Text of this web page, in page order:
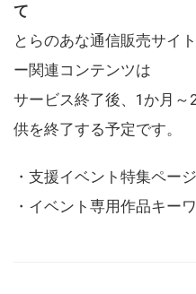
て
とらのあな通信販売サイ
ー関連コンテンツは
サービス終了後、1か月
供を終了する予定です。
・支援イベント特集ページ
・イベント専用作品キー